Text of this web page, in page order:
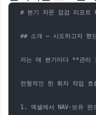
# 분기 자문 점검 리포트
## 소개 — 시도하고자 했
저는 매 분기마다 **관리
전형적인 한 회차 작업 흐
1. 엑셀에서 NAV·보유 펀